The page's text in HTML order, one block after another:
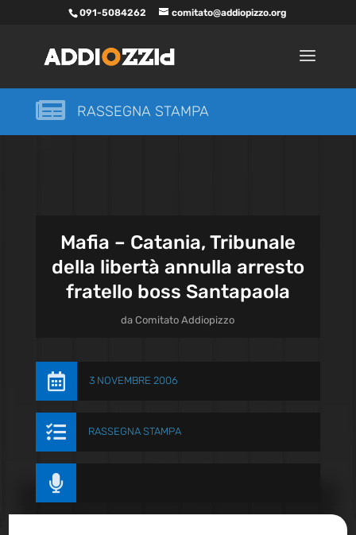
091-5084262 comitato@addiopizzo.org
 RASSEGNA STAMPA
Mafia – Catania, Tribunale
della libertà annulla arresto
fratello boss Santapaola
daComitato Addiopizzo
 3 NOVEMBRE 2006
 RASSEGNA STAMPA
